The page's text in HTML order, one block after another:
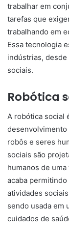
trabalhar em
tarefas que
trabalhando em
Essa tecnologia
indústrias, desde
sociais.
Robótica
A robótica social
desenvolvimento
robôs e seres
sociais são
humanos de
acaba
atividades
sendo usada em
cuidados de